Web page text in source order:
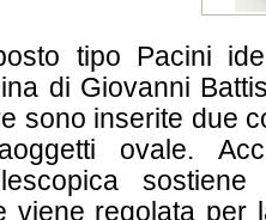
tipo Pacini
di Giovanni
sono inserite due
ovale.
viene regolata per